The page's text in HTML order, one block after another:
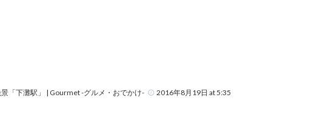
「下灘駅」 | Gourmet -グルメ・おでかけ-
2016年8月19日 at 5:35